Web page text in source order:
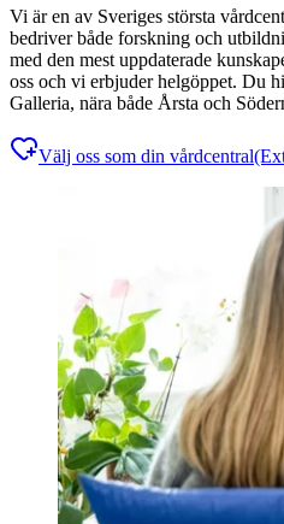
Vi är en av Sveriges största
bedriver både forskning och
med den mest uppdaterade
oss och vi erbjuder helgöppet. Du
Galleria, nära både Årsta och
Välj oss som din vårdcentral